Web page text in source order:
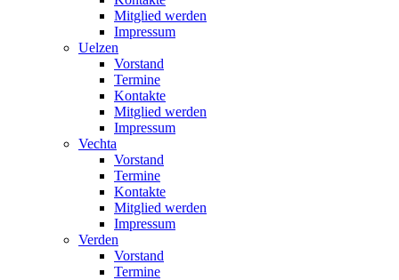
Mitglied werden
Impressum
Uelzen
Vorstand
Termine
Kontakte
Mitglied werden
Impressum
Vechta
Vorstand
Termine
Kontakte
Mitglied werden
Impressum
Verden
Vorstand
Termine